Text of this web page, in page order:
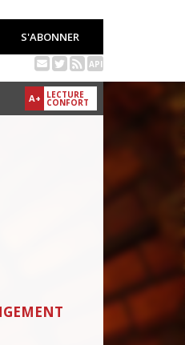
S'ABONNER
API
A+ LECTURE
CONFORT